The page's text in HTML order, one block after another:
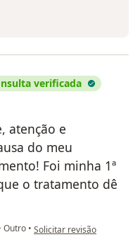
verificada
atenção e
do meu
Foi minha 1ª
o tratamento dê
Outro • na opinião do utilizador
Solicitar revisão